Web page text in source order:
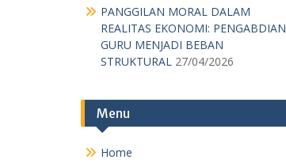
PANGGILAN MORAL DALAM
REALITAS EKONOMI: PENGABDIAN
GURU MENJADI BEBAN
STRUKTURAL 27/04/2026
Menu
Home